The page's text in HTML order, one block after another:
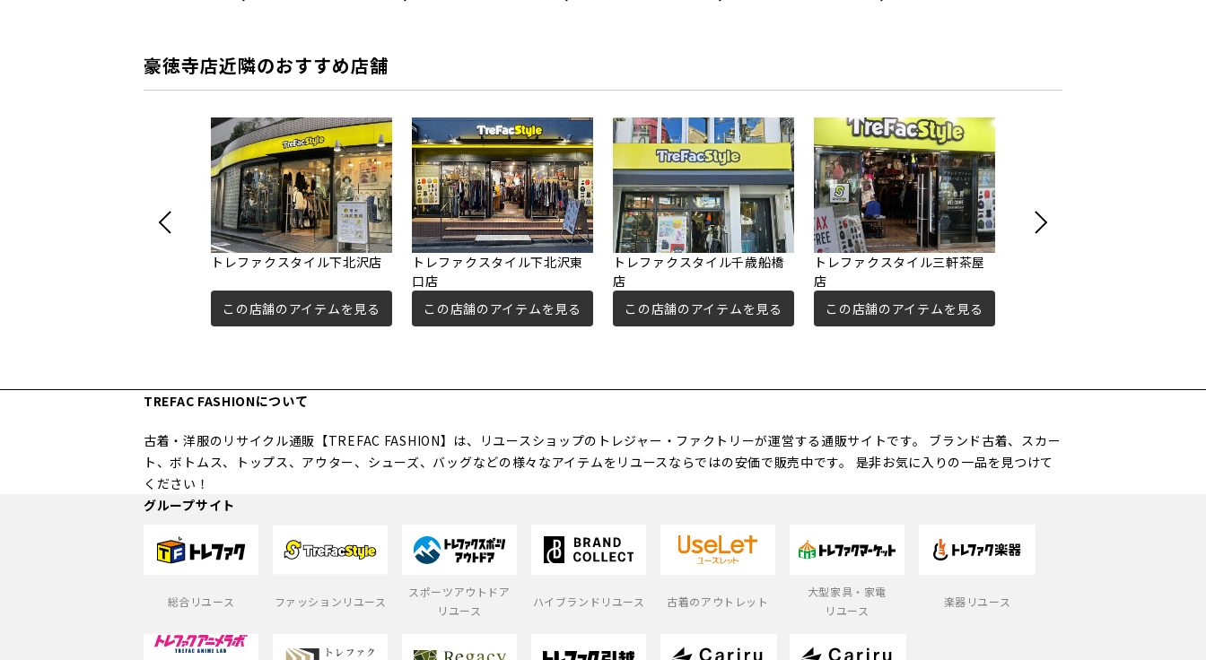
豪徳寺店近隣のおすすめ店舗
トレファクスタイル下北沢店
この店舗のアイテムを見る
トレファクスタイル下北沢東
口店
この店舗のアイテムを見る
トレファクスタイル千歳船橋
店
この店舗のアイテムを見る
トレファクスタイル三軒茶屋
店
この店舗のアイテムを見る
TREFAC FASHIONについて
古着・洋服のリサイクル通販【TREFAC FASHION】は、リユースショップのトレジャー・ファクトリーが運営する通販サイトです。 ブランド古着、スカー
ト、ボトムス、トップス、アウター、シューズ、バッグなどの様々なアイテムをリユースならではの安価で販売中です。 是非お気に入りの一品を見つけて
ください！
グループサイト
総合リユース ファッションリユース
スポーツアウトドア
リユース
ハイブランドリユース 古着のアウトレット
大型家具・家電
リユース
楽器リユース